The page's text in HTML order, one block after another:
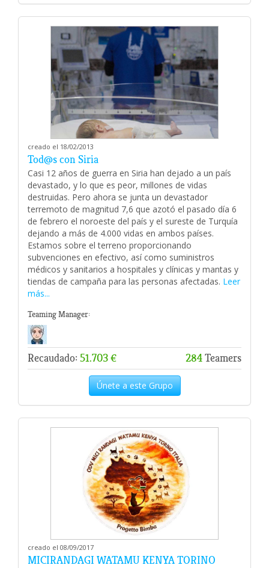
creado el 18/02/2013
Tod@s con Siria
Casi 12 años de guerra en Siria han dejado a un país
devastado, y lo que es peor, millones de vidas
destruidas. Pero ahora se junta un devastador
terremoto de magnitud 7,6 que azotó el pasado día 6
de febrero el noroeste del país y el sureste de Turquía
dejando a más de 4.000 vidas en ambos países.
Estamos sobre el terreno proporcionando
subvenciones en efectivo, así como suministros
médicos y sanitarios a hospitales y clínicas y mantas y
tiendas de campaña para las personas afectadas. Leer
más...
Teaming Manager:
Recaudado: 51.703 € 284Teamers
Únete a este Grupo
creado el 08/09/2017
MICIRANDAGI WATAMU KENYA TORINO